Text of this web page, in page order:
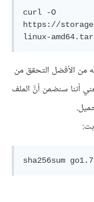
curl -O
https://
linux-
من الأفضل التحقق من
أننا سنضمن أنَّ الملف
sha256sum